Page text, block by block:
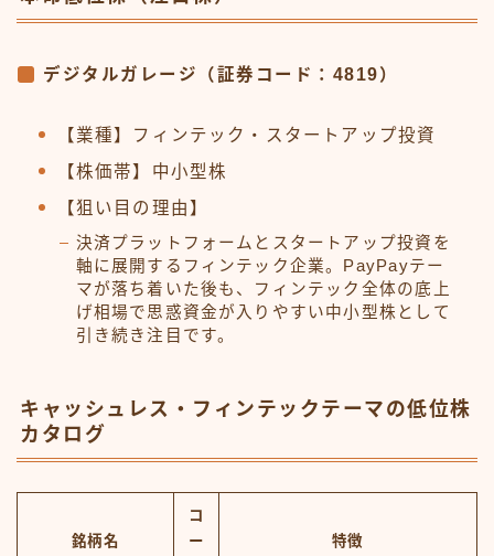
デジタルガレージ（証券コード：4819）
【業種】フィンテック・スタートアップ投資
【株価帯】中小型株
【狙い目の理由】
決済プラットフォームとスタートアップ投資を
軸に展開するフィンテック企業。PayPayテー
マが落ち着いた後も、フィンテック全体の底上
げ相場で思惑資金が入りやすい中小型株として
引き続き注目です。
キャッシュレス・フィンテックテーマの低位株
カタログ
銘柄名
コ
ー
特徴